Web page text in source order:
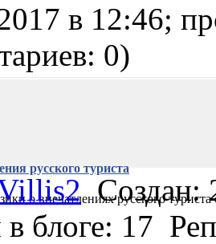
в 12:46;
0)
русского туриста
о впечатлениях русского
Создан:
в блоге: 17